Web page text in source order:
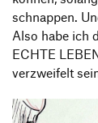
schnappen.
Also habe ich
ECHTE
verzweifelt